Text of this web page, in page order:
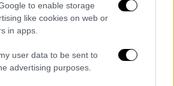
to enable storage
like cookies on web or
in apps.
user data to be sent to
advertising purposes.
και βόρεια γεωγραφικά
χώρας μας θα δεχτούν τον
βροχών - καταιγίδων όπου
να δούμε χαλαζοπτώσεις,